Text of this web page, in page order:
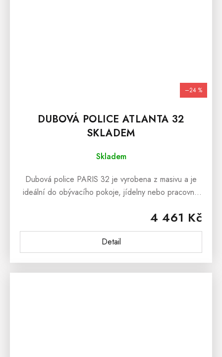
–24 %
DUBOVÁ POLICE ATLANTA 32
SKLADEM
Skladem
4 461 Kč
Detail
Dubová police PARIS 32 je vyrobena z masivu a je
ideální do obývacího pokoje, jídelny nebo pracovny.
přírodní. Nábytek PARIS je...